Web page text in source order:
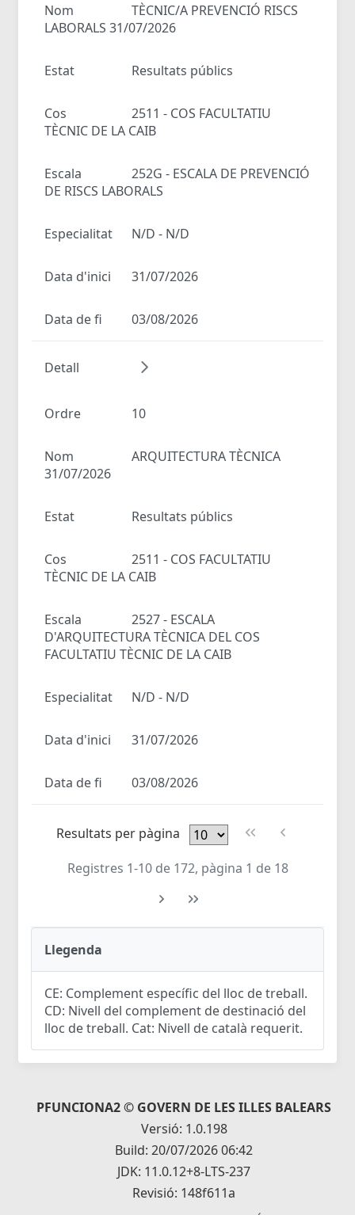
Nom
TÈCNIC/A PREVENCIÓ RISCS
LABORALS 31/07/2026
Estat Resultats públics
Cos
2511 - COS FACULTATIU
TÈCNIC DE LA CAIB
Escala
252G - ESCALA DE PREVENCIÓ
DE RISCS LABORALS
Especialitat N/D - N/D
Data d'inici 31/07/2026
Data de fi 03/08/2026
Detall
Ordre 10
Nom
ARQUITECTURA TÈCNICA
31/07/2026
Estat Resultats públics
Cos
2511 - COS FACULTATIU
TÈCNIC DE LA CAIB
Escala
2527 - ESCALA
D'ARQUITECTURA TÈCNICA DEL COS
FACULTATIU TÈCNIC DE LA CAIB
Especialitat N/D - N/D
Data d'inici 31/07/2026
Data de fi 03/08/2026
Resultats per pàgina
Registres 1-10 de 172, pàgina 1 de 18
Llegenda
CE: Complement específic del lloc de treball.
CD: Nivell del complement de destinació del
lloc de treball. Cat: Nivell de català requerit.
PFUNCIONA2 © GOVERN DE LES ILLES BALEARS
Versió: 1.0.198
Build: 20/07/2026 06:42
JDK: 11.0.12+8-LTS-237
Revisió: 148f611a